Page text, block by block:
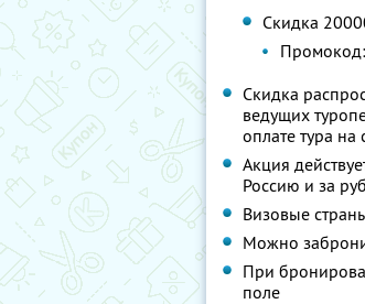
Скидка
Скидка
ведущих
оплате тура на
Акция
Россию и за
Визовые
Можно
При
поле